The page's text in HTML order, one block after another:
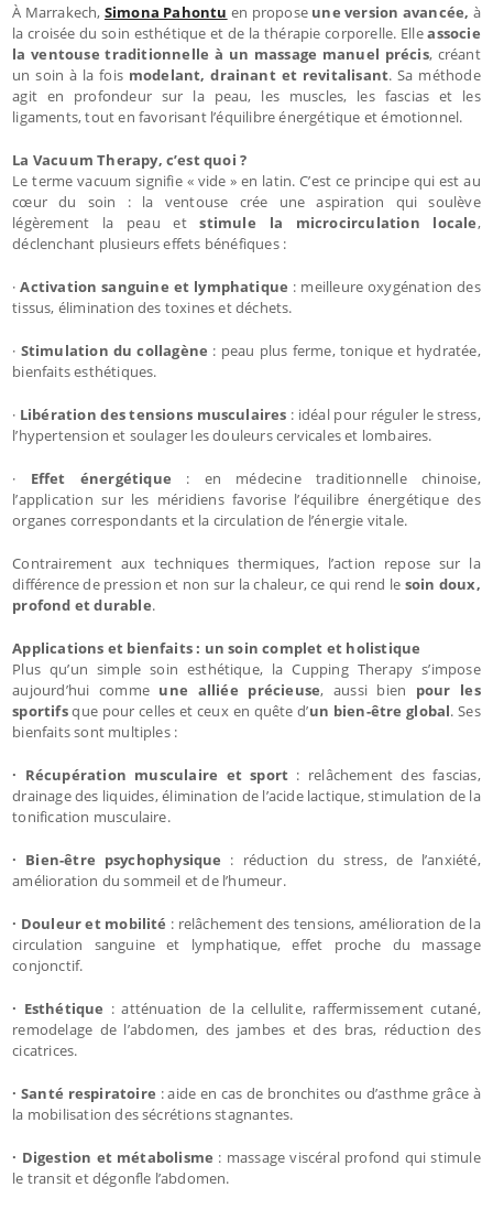
À Marrakech, Simona Pahontu en propose une version avancée, à
la croisée du soin esthétique et de la thérapie corporelle. Elleassocie
la ventouse traditionnelle à un massage manuel précis, créant
un soin à la fois modelant, drainant et revitalisant. Sa méthode
agit en profondeur sur la peau, les muscles, les fascias et les
ligaments, tout en favorisant l’équilibre énergétique et émotionnel.
La Vacuum Therapy, c’est quoi ?
Le terme vacuum signifie « vide » en latin. C’est ce principe qui est au
cœur du soin : la ventouse crée une aspiration qui soulève
légèrement la peau etstimule la microcirculation locale,
déclenchant plusieurs effets bénéfiques :
·Activation sanguine et lymphatique : meilleure oxygénation des
tissus, élimination des toxines et déchets.
· Stimulation du collagène : peau plus ferme, tonique et hydratée,
bienfaits esthétiques.
· Libération des tensions musculaires : idéal pour réguler le stress,
l’hypertension et soulager les douleurs cervicales et lombaires.
· Effet énergétique : en médecine traditionnelle chinoise,
l’application sur les méridiens favorise l’équilibre énergétique des
organes correspondants et la circulation de l’énergie vitale.
Contrairement aux techniques thermiques, l’action repose sur la
différence de pression et non sur la chaleur, ce qui rend le soin doux,
profond et durable.
Applications et bienfaits : un soin complet et holistique
Plus qu’un simple soin esthétique, la Cupping Therapy s’impose
aujourd’hui comme une alliée précieuse, aussi bien pour les
sportifsque pour celles et ceux en quête d’un bien-être global. Ses
bienfaits sont multiples :
· Récupération musculaire et sport : relâchement des fascias,
drainage des liquides, élimination de l’acide lactique, stimulation de la
tonification musculaire.
· Bien-être psychophysique : réduction du stress, de l’anxiété,
amélioration du sommeil et de l’humeur.
· Douleur et mobilité : relâchement des tensions, amélioration de la
circulation sanguine et lymphatique, effet proche du massage
conjonctif.
· Esthétique : atténuation de la cellulite, raffermissement cutané,
remodelage de l’abdomen, des jambes et des bras, réduction des
cicatrices.
· Santé respiratoire : aide en cas de bronchites ou d’asthme grâce à
la mobilisation des sécrétions stagnantes.
· Digestion et métabolisme : massage viscéral profond qui stimule
le transit et dégonfle l’abdomen.